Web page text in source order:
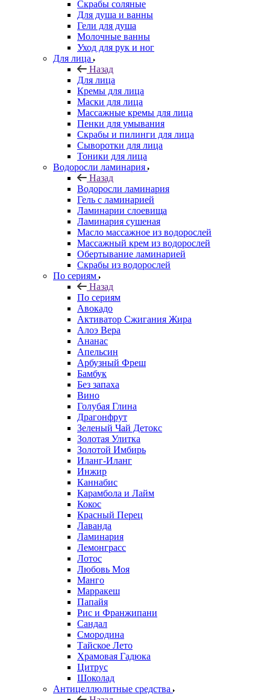
Скрабы соляные
Для душа и ванны
Гели для душа
Молочные ванны
Уход для рук и ног
Для лица
Назад
Для лица
Кремы для лица
Маски для лица
Массажные кремы для лица
Пенки для умывания
Скрабы и пилинги для лица
Сыворотки для лица
Тоники для лица
Водоросли ламинария
Назад
Водоросли ламинария
Гель с ламинарией
Ламинарии слоевища
Ламинария сушеная
Масло массажное из водорослей
Массажный крем из водорослей
Обертывание ламинарией
Скрабы из водорослей
По сериям
Назад
По сериям
Авокадо
Активатор Сжигания Жира
Алоэ Вера
Ананас
Апельсин
Арбузный Фреш
Бамбук
Без запаха
Вино
Голубая Глина
Драгонфрут
Зеленый Чай Детокс
Золотая Улитка
Золотой Имбирь
Иланг-Иланг
Инжир
Каннабис
Карамбола и Лайм
Кокос
Красный Перец
Лаванда
Ламинария
Лемонграсс
Лотос
Любовь Моя
Манго
Марракеш
Папайя
Рис и Франжипани
Сандал
Смородина
Тайское Лето
Храмовая Гадюка
Цитрус
Шоколад
Антицеллюлитные средства